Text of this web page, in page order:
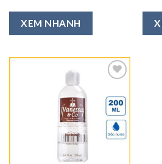
hạng5.00
5 sao
XEM NHANH
5
Thêm
vào
Ưa
Thích